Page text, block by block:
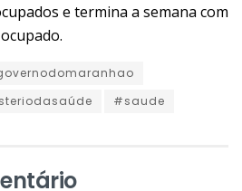
e termina a semana com
#saude